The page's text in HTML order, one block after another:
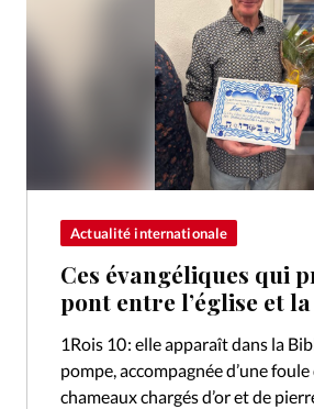
Actualité internationale
Ces évangéliques qui
pont entre l’église et
1Rois 10 : elle apparaît dans la
pompe, accompagnée d’une
chameaux chargés d’or et de